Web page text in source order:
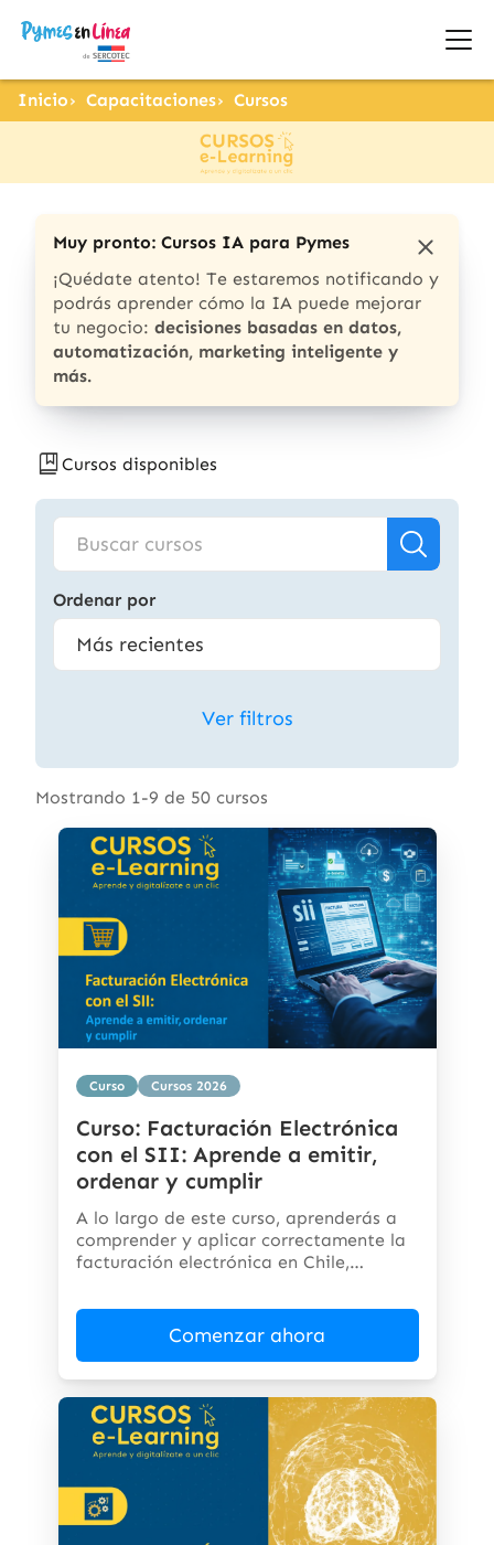
Inicio Capacitaciones Cursos
Muy pronto: Cursos IA para Pymes
¡Quédate atento! Te estaremos notificando y
podrás aprender cómo la IA puede mejorar
tu negocio: decisiones basadas en datos,
automatización, marketing inteligente y
más.
Cursos disponibles
Ordenar por
Ver filtros
Mostrando 1-9 de 50 cursos
Curso Cursos 2026
Curso: Facturación Electrónica
con el SII: Aprende a emitir,
ordenar y cumplir
A lo largo de este curso, aprenderás a
comprender y aplicar correctamente la
facturación electrónica en Chile,
Comenzar ahora